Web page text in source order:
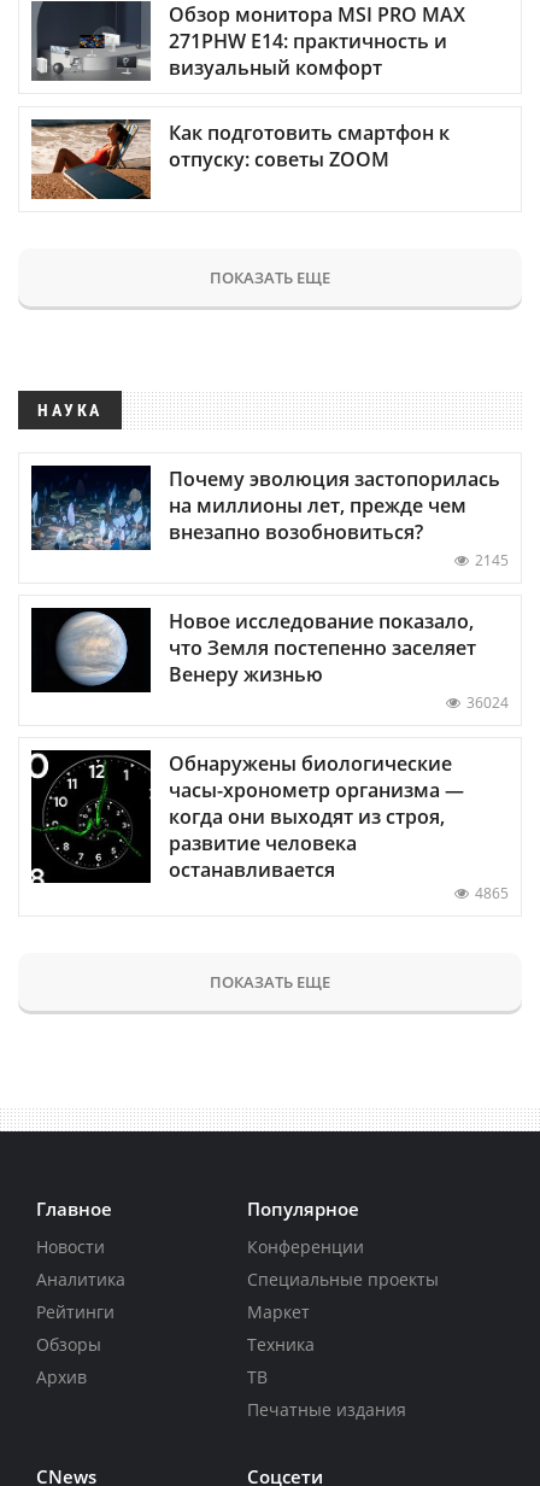
Обзор монитора MSI PRO MAX
271PHW E14: практичность и
визуальный комфорт
Как подготовить смартфон к
отпуску: советы ZOOM
ПОКАЗАТЬ ЕЩЕ
НАУКА
Почему эволюция застопорилась
на миллионы лет, прежде чем
внезапно возобновиться?
2145
Новое исследование показало,
что Земля постепенно заселяет
Венеру жизнью
36024
Обнаружены биологические
часы-хронометр организма —
когда они выходят из строя,
развитие человека
останавливается
4865
ПОКАЗАТЬ ЕЩЕ
Главное
Новости
Аналитика
Рейтинги
Обзоры
Архив
Популярное
Конференции
Специальные проекты
Маркет
Техника
ТВ
Печатные издания
CNews Соцсети